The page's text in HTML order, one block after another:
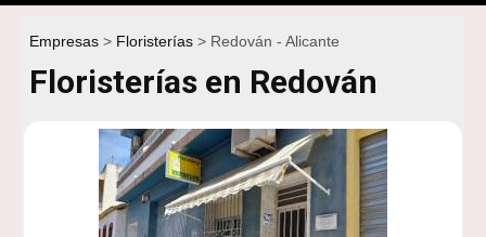
Empresas Floristerías Redován - Alicante
Floristerías en Redován